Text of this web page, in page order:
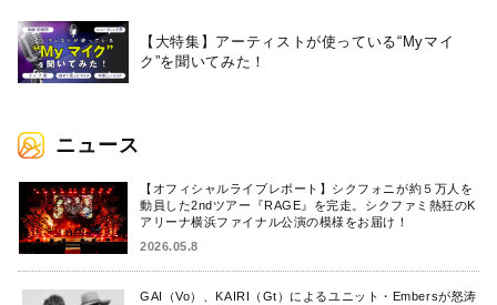
【大特集】アーティストが使っている“Myマイ
ク”を聞いてみた！
ニュース
【オフィシャルライブレポート】シクフォニが約５万人を
動員した2ndツアー『RAGE』を完走。シクファミ熱狂のK
アリーナ横浜ファイナル公演の模様をお届け！
2026.05.8
GAI（Vo）、KAIRI（Gt）によるユニット・Embersが怒涛